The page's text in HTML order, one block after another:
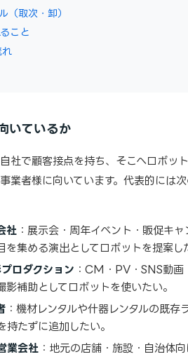
（取次・卸）
こと
れ
いているか
社で顧客接点を持ち、そこへロボッ
業者様に向いています。代表的には
社 ：展示会・周年イベント・販促キャ
を集める演出としてロボットを提案し
ロダクション ：CM・PV・SNS動画
影補助としてロボットを使いたい。
：機材レンタルや什器レンタルの既存
たずに追加したい。
業会社 ：地元の店舗・施設・自治体